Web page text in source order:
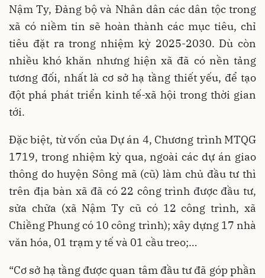
Nậm Ty, Đảng bộ và Nhân dân các dân tộc trong
xã có niềm tin sẽ hoàn thành các mục tiêu, chỉ
tiêu đặt ra trong nhiệm kỳ 2025-2030. Dù còn
nhiều khó khăn nhưng hiện xã đã có nền tảng
tương đối, nhất là cơ sở hạ tầng thiết yếu, để tạo
đột phá phát triển kinh tế-xã hội trong thời gian
tới.
Đặc biệt, từ vốn của Dự án 4, Chương trình MTQG
1719, trong nhiệm kỳ qua, ngoài các dự án giao
thông do huyện Sông mã (cũ) làm chủ đầu tư thì
trên địa bàn xã đã có 22 công trình được đầu tư,
sửa chữa (xã Nậm Ty cũ có 12 công trình, xã
Chiềng Phung có 10 công trình); xây dựng 17 nhà
văn hóa, 01 trạm y tế và 01 cầu treo;…
“Cơ sở hạ tầng được quan tâm đầu tư đã góp phần